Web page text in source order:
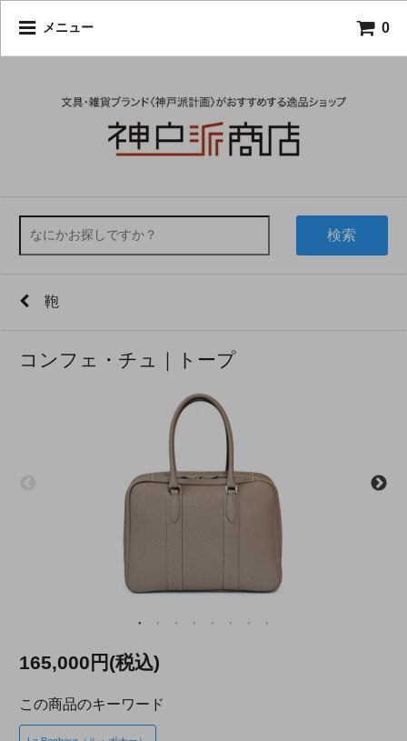
メニュー 0
検索
鞄
コンフェ・チュ｜トープ
165,000円(税込)
この商品のキーワード